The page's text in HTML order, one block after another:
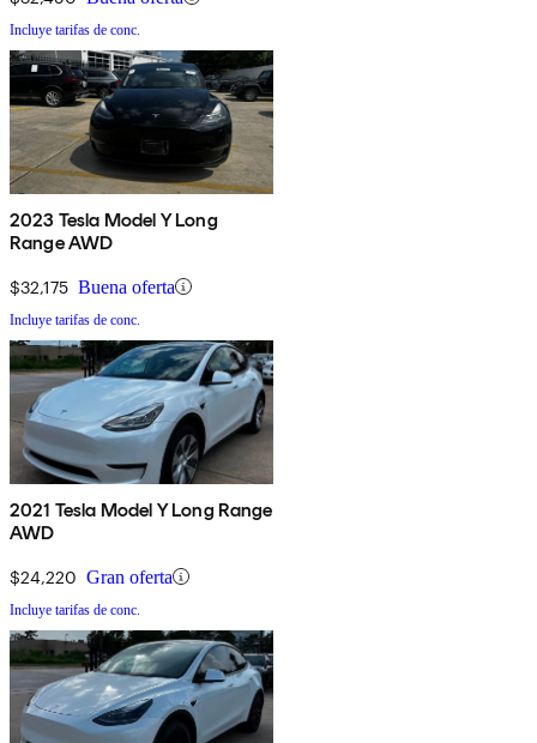
Incluye tarifas de conc.
2023 Tesla Model Y Long
Range AWD
$32,175 Buena oferta
Incluye tarifas de conc.
2021 Tesla Model Y Long Range
AWD
$24,220 Gran oferta
Incluye tarifas de conc.